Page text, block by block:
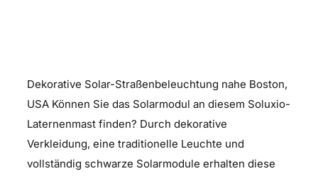
Dekorative Solar-Straßenbeleuchtung nahe Boston,
USA Können Sie das Solarmodul an diesem Soluxio-
Laternenmast finden? Durch dekorative
Verkleidung, eine traditionelle Leuchte und
vollständig schwarze Solarmodule erhalten diese